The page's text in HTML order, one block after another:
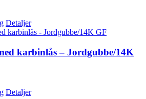
Detaljer
karbinlås – Jordgubbe/14K
Detaljer